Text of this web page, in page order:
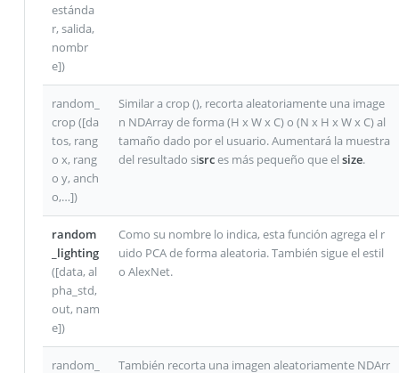
estánda
r, salida,
nombr
e])
random_
crop ([da
tos, rang
o x, rang
o y, anch
o,…])
Similar a crop (), recorta aleatoriamente una image
n NDArray de forma (H x W x C) o (N x H x W x C) al
tamaño dado por el usuario. Aumentará la muestra
del resultado sisrces más pequeño que el size.
random
_lighting
([data, al
pha_std,
out, nam
e])
Como su nombre lo indica, esta función agrega el r
uido PCA de forma aleatoria. También sigue el estil
o AlexNet.
random_ También recorta una imagen aleatoriamente NDArr